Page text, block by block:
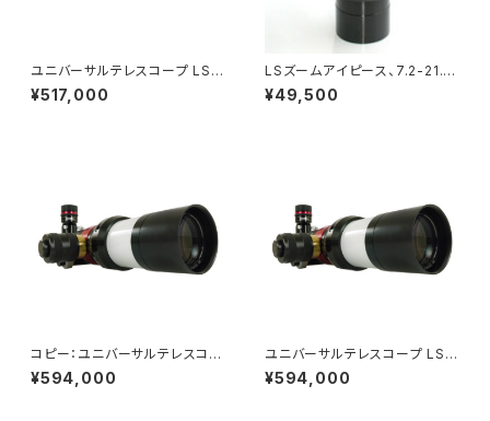
ユニバーサルテレスコープ LS6
0MT/B600
¥517,000
LSズームアイピース、7.2-21.5
mm
¥49,500
コピー：ユニバーサルテレスコー
プ LS60MT/B1200
¥594,000
ユニバーサルテレスコープ LS6
0MT/B1200
¥594,000